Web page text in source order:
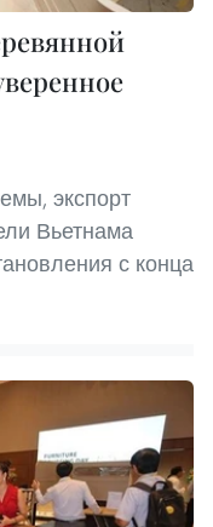
экспорт
Вьетнама
с конца